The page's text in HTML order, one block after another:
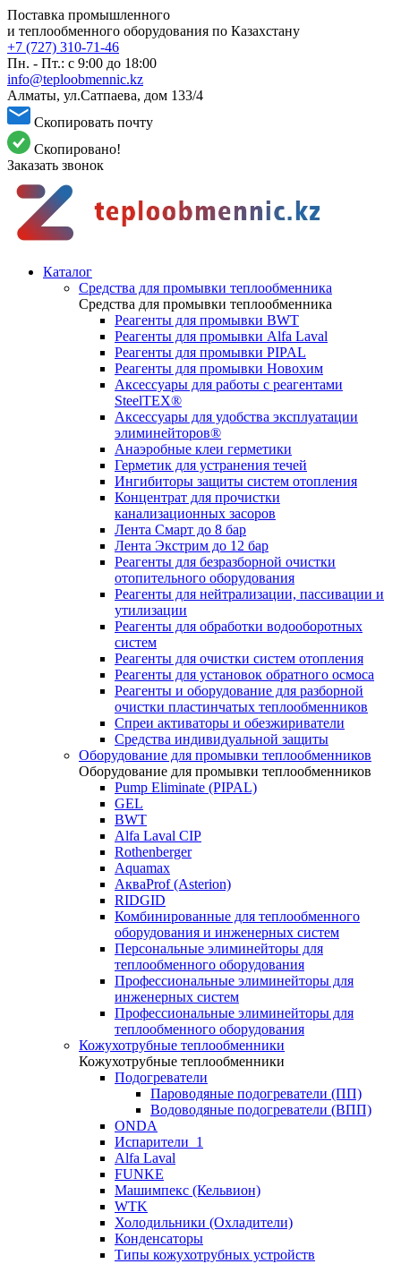
Поставка промышленного
и теплообменного оборудования по Казахстану
+7 (727) 310-71-46
Пн. - Пт.: с 9:00 до 18:00
info@teploobmennic.kz
Алматы, ул.Сатпаева, дом 133/4
Скопировать почту
Скопировано!
Заказать звонок
Каталог
Средства для промывки теплообменника
Средства для промывки теплообменника
Реагенты для промывки BWT
Реагенты для промывки Alfa Laval
Реагенты для промывки PIPAL
Реагенты для промывки Новохим
Аксессуары для работы с реагентами
SteelTEX®
Аксессуары для удобства эксплуатации
элиминейторов®
Анаэробные клеи герметики
Герметик для устранения течей
Ингибиторы защиты систем отопления
Концентрат для прочистки
канализационных засоров
Лента Смарт до 8 бар
Лента Экстрим до 12 бар
Реагенты для безразборной очистки
отопительного оборудования
Реагенты для нейтрализации, пассивации и
утилизации
Реагенты для обработки водооборотных
систем
Реагенты для очистки систем отопления
Реагенты для установок обратного осмоса
Реагенты и оборудование для разборной
очистки пластинчатых теплообменников
Спреи активаторы и обезжириватели
Средства индивидуальной защиты
Оборудование для промывки теплообменников
Оборудование для промывки теплообменников
Pump Eliminate (PIPAL)
GEL
BWT
Alfa Laval CIP
Rothenberger
Aquamax
АкваProf (Asterion)
RIDGID
Комбинированные для теплообменного
оборудования и инженерных систем
Персональные элиминейторы для
теплообменного оборудования
Профессиональные элиминейторы для
инженерных систем
Профессиональные элиминейторы для
теплообменного оборудования
Кожухотрубные теплообменники
Кожухотрубные теплообменники
Подогреватели
Пароводяные подогреватели (ПП)
Водоводяные подогреватели (ВПП)
ONDA
Испарители_1
Alfa Laval
FUNKE
Машимпекс (Кельвион)
WTK
Холодильники (Охладители)
Конденсаторы
Типы кожухотрубных устройств